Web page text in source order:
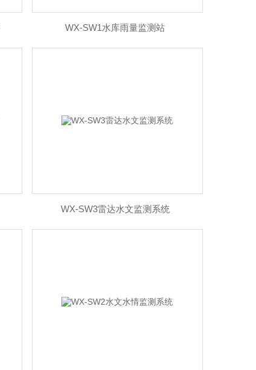
WX-SW1水库雨量监测站
WX-SW3雷达水文监测系统